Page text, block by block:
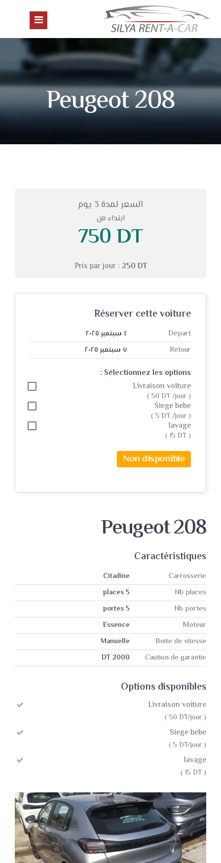
الرئيسية
السيارات
معلومات عنا
Peugeot 208
السعر لمدة 3 يوم
ابتداء من
750 DT
Prix par jour : 250 DT
Réserver cette voiture
Départ ٤ سبتمبر ٢٠٢٥
Retour ٧ سبتمبر ٢٠٢٥
Sélectionnez les options :
Livraison voiture
( 50 DT /jour )
Siege bebe
( 5 DT /jour )
lavage
( 15 DT )
Non disponible
Peugeot 208
Caractéristiques
Carrosserie
Citadine
Nb places
5 places
Nb portes
5 portes
Moteur
Essence
Boite de vitesse
Manuelle
Caution de garantie
2000 DT
Options disponibles
Livraison voiture
( 50 DT/jour )
Siege bebe
( 5 DT/jour )
lavage
( 15 DT )